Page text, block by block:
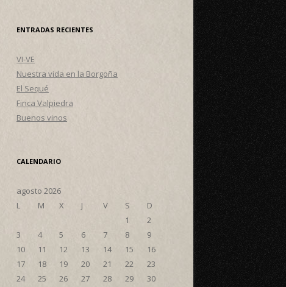
ENTRADAS RECIENTES
VI-VE
Nuestra vida en la Borgoña
El Sequé
Finca Valpiedra
Buenos vinos
CALENDARIO
agosto 2026
L
M X J V S
D
1
2
3
4 5 6 7 8
9
10
11 12 13 14 15
16
17
18 19 20 21 22
23
24
25 26 27 28 29
30